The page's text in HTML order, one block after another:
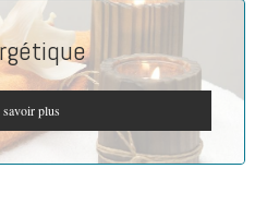
savoir plus